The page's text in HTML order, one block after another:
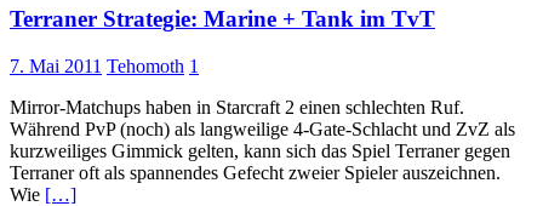
Terraner Strategie: Marine + Tank im TvT
7. Mai 2011 Tehomoth 1
Mirror-Matchups haben in Starcraft 2 einen schlechten Ruf.
Während PvP (noch) als langweilige 4-Gate-Schlacht und ZvZ als
kurzweiliges Gimmick gelten, kann sich das Spiel Terraner gegen
Terraner oft als spannendes Gefecht zweier Spieler auszeichnen.
Wie […]